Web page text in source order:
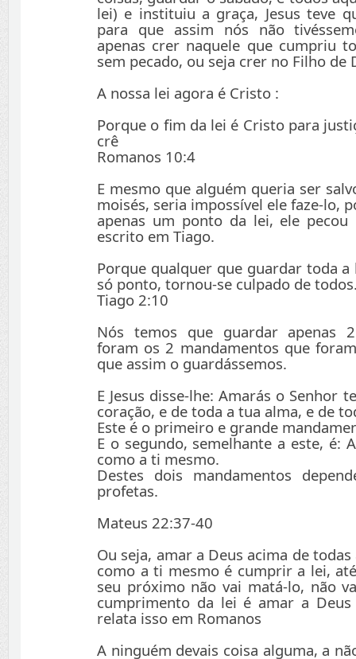
lei) e instituiu a graça, Jesus teve
para que assim nós não
apenas crer naquele que cumpriu
sem pecado, ou seja crer no Filho de
A nossa lei agora é Cristo :
Porque o fim da lei é Cristo para
crê
Romanos 10:4
E mesmo que alguém queria ser
moisés, seria impossível ele faze-lo,
apenas um ponto da lei, ele
escrito em Tiago.
Porque qualquer que guardar toda
só ponto, tornou-se culpado de
Tiago 2:10
Nós temos que guardar apenas
foram os 2 mandamentos que
que assim o guardássemos.
E Jesus disse-lhe: Amarás o Senhor
coração, e de toda a tua alma, e de
Este é o primeiro e grande
E o segundo, semelhante a este, é:
como a ti mesmo.
Destes dois mandamentos
profetas.
Mateus 22:37-40
Ou seja, amar a Deus acima de
como a ti mesmo é cumprir a lei,
seu próximo não vai matá-lo, não
cumprimento da lei é amar a
relata isso em Romanos
A ninguém devais coisa alguma, a